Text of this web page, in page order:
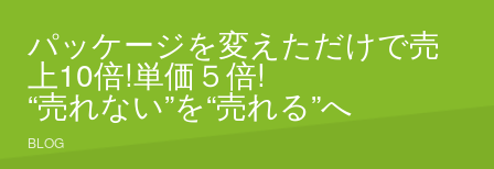
パッケージを変えただけで売
上10倍!単価５倍!
“売れない”を“売れる”へ
BLOG